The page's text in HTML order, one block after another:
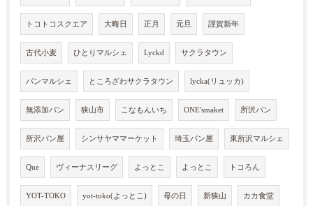
トコトコスクエア 大晦日 正月 元旦 謹賀新年
古代小麦 ひとりマルシェ Lyckd サクラタウン
パンマルシェ ところざわサクラタウン lycka(リュッカ)
無添加パン 狭山市 こなもんいち ONE'smaket 所沢パン
所沢パン屋 シンサヤママーケット 埼玉パン屋 東所沢マルシェ
Que ヴィーナスリーグ よっとこ よっとこ トコろん
YOT-TOKO yot-toko(よっとこ) 母の日 新狭山 カカ食堂